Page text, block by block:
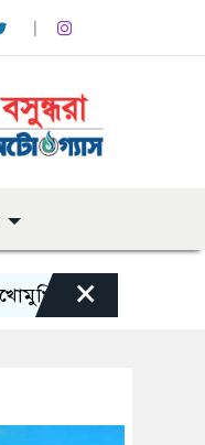
নিহত বেড়ে ৯
×